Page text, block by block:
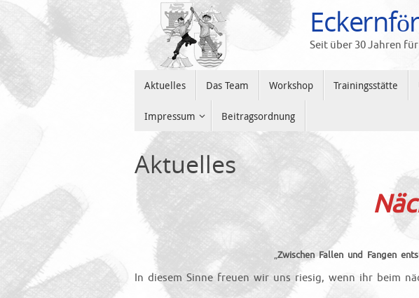
springen
Seit über 30 Jahren
Inhalt
Aktuelles Das Team Workshop Trainingsstätte
Impressum Beitragsordnung
Aktuelles
„Zwischen Fallen und Fangen
In diesem Sinne freuen wir uns riesig, wenn ihr beim